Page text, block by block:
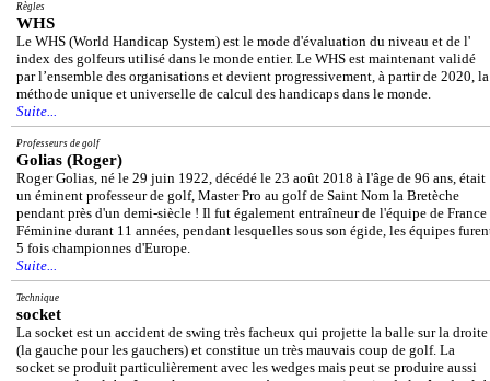
Règles
WHS
Le WHS (World Handicap System) est le mode d'évaluation du niveau et de l'
index des golfeurs utilisé dans le monde entier. Le WHS est maintenant validé
par l’ensemble des organisations et devient progressivement, à partir de 2020, la
méthode unique et universelle de calcul des handicaps dans le monde.
Suite...
Professeurs de golf
Golias (Roger)
Roger Golias, né le 29 juin 1922, décédé le 23 août 2018 à l'âge de 96 ans, était
un éminent professeur de golf, Master Pro au golf de Saint Nom la Bretèche
pendant près d'un demi-siècle ! Il fut également entraîneur de l'équipe de France
Féminine durant 11 années, pendant lesquelles sous son égide, les équipes
5 fois championnes d'Europe.
Suite...
Technique
socket
La socket est un accident de swing très facheux qui projette la balle sur la droite
(la gauche pour les gauchers) et constitue un très mauvais coup de golf. La
socket se produit particulièrement avec les wedges mais peut se produire aussi